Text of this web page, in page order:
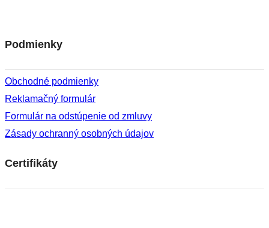
Podmienky
Obchodné podmienky
Reklamačný formulár
Formulár na odstúpenie od zmluvy
Zásady ochranný osobných údajov
Certifikáty